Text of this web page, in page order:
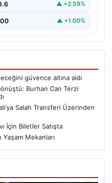
▲ +2.59%
▲ +1.00%
güvence altına aldı
Burhan Can Terzi
Salah Transferi Üzerinden
İçin Biletler Satışta
Mekanları